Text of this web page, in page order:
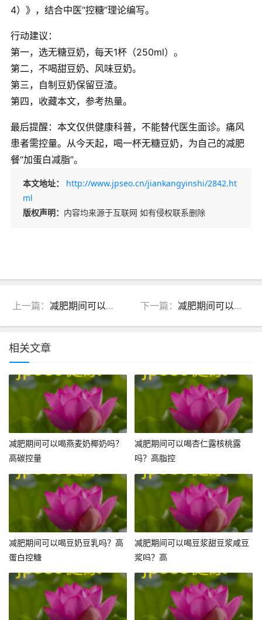
4）》，结合中医“控糖”理论编写。
行动建议：
第一，选无糖豆奶，每天1杯（250ml）。
第二，不喝甜豆奶、风味豆奶。
第三，自制豆奶保留豆渣。
第四，收藏本文，参考热量。
最后提醒：本文仅供健康科普，不能替代医生面诊。痛风
患者需控量。从今天起，喝一杯无糖豆奶，为自己的减肥
餐“加蛋白减脂”。
本文地址：
http://www.jpseo.cn/jiankangyinshi/2842.ht
ml
版权声明： 内容均来源于互联网 如有侵权联系删除
上一篇： 减肥期间可以喝豆浆甜豆浆咸豆浆吗？高蛋白控糖食养指南 下一篇： 减肥期间可以喝杏仁露核桃露吗？高脂控量食养指南
相关文章
减肥期间可以喝燕麦奶椰奶吗？
高碳控量
减肥期间可以喝杏仁露核桃露
吗？高脂控
减肥期间可以喝豆奶豆乳吗？高
蛋白控糖
减肥期间可以喝豆浆甜豆浆咸豆
浆吗？高